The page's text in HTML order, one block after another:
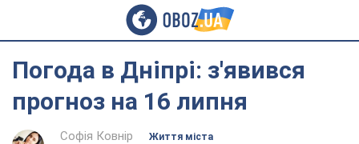
Погода в Дніпрі: з'явився
прогноз на 16 липня
Софія Ковнір
Життя міста